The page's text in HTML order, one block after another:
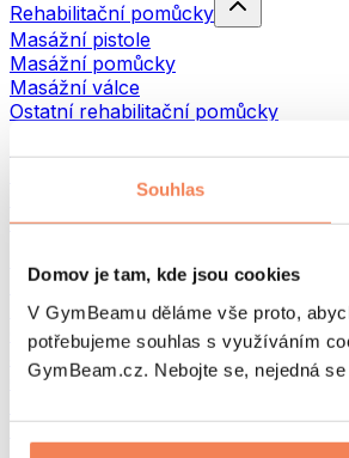
Souhlas
Domov je tam, kde jsou cookies
V GymBeamu děláme vše proto,
potřebujeme souhlas s využíváním
GymBeam.cz. Nebojte se, nejedná
Rehabilitační pomůcky
Masážní pistole
Masážní pomůcky
Masážní válce
Ostatní rehabilitační pomůcky
Batohy
Běh
Bojové sporty
Cyklistika
Jóga a pilates
Otužování
Turistika